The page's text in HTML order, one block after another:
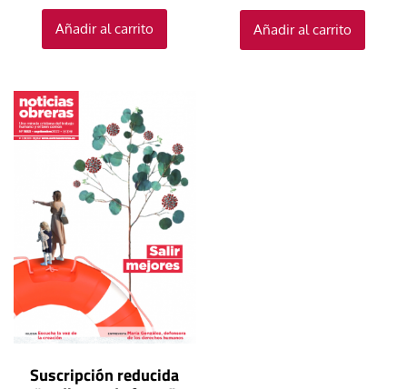
Añadir al carrito Añadir al carrito
Suscripción reducida